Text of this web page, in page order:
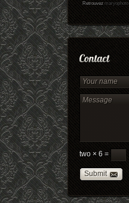
Retrouvezmaryophoto
two × 6 =
Submit